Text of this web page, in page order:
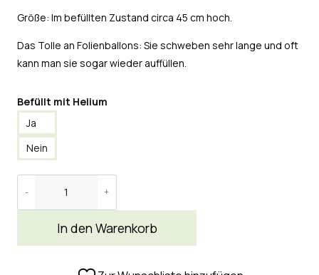
Größe: Im befüllten Zustand circa 45 cm hoch.
Das Tolle an Folienballons: Sie schweben sehr lange und oft
kann man sie sogar wieder auffüllen.
Befüllt mit Helium
Ja
Nein
In den Warenkorb